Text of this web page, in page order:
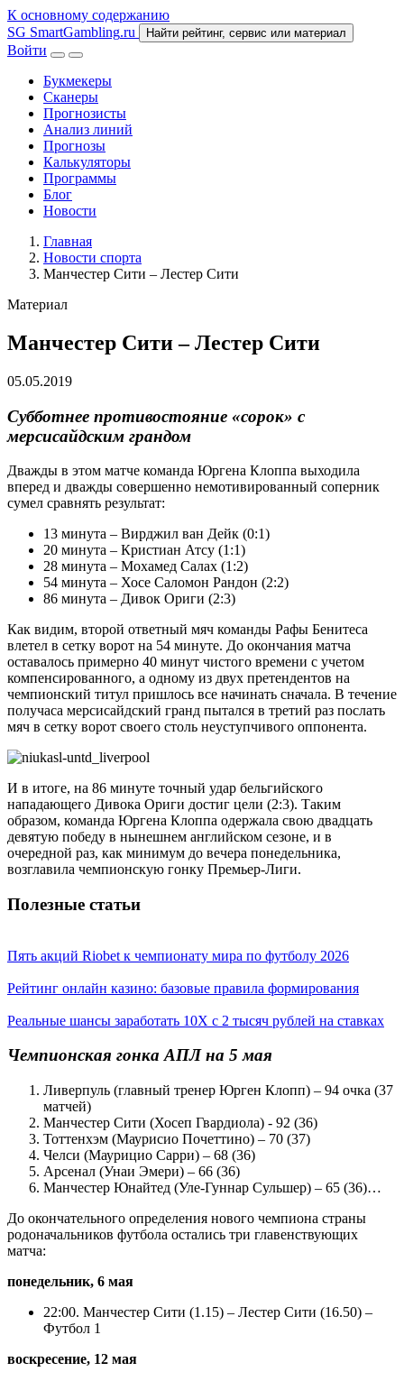
К основному содержанию
SG SmartGambling.ru Найти рейтинг, сервис или материал
Войти
Букмекеры
Сканеры
Прогнозисты
Анализ линий
Прогнозы
Калькуляторы
Программы
Блог
Новости
Главная
Новости спорта
Манчестер Сити – Лестер Сити
Материал
Манчестер Сити – Лестер Сити
05.05.2019
Субботнее противостояние «сорок» с
мерсисайдским грандом
Дважды в этом матче команда Юргена Клоппа выходила
вперед и дважды совершенно немотивированный соперник
сумел сравнять результат:
13 минута – Вирджил ван Дейк (0:1)
20 минута – Кристиан Атсу (1:1)
28 минута – Мохамед Салах (1:2)
54 минута – Хосе Саломон Рандон (2:2)
86 минута – Дивок Ориги (2:3)
Как видим, второй ответный мяч команды Рафы Бенитеса
влетел в сетку ворот на 54 минуте. До окончания матча
оставалось примерно 40 минут чистого времени с учетом
компенсированного, а одному из двух претендентов на
чемпионский титул пришлось все начинать сначала. В течение
получаса мерсисайдский гранд пытался в третий раз послать
мяч в сетку ворот своего столь неуступчивого оппонента.
И в итоге, на 86 минуте точный удар бельгийского
нападающего Дивока Ориги достиг цели (2:3). Таким
образом, команда Юргена Клоппа одержала свою двадцать
девятую победу в нынешнем английском сезоне, и в
очередной раз, как минимум до вечера понедельника,
возглавила чемпионскую гонку Премьер-Лиги.
Полезные статьи
Пять акций Riobet к чемпионату мира по футболу 2026
Рейтинг онлайн казино: базовые правила формирования
Реальные шансы заработать 10X с 2 тысяч рублей на ставках
Чемпионская гонка АПЛ на 5 мая
Ливерпуль (главный тренер Юрген Клопп) – 94 очка (37
матчей)
Манчестер Сити (Хосеп Гвардиола) - 92 (36)
Тоттенхэм (Маурисио Почеттино) – 70 (37)
Челси (Маурицио Сарри) – 68 (36)
Арсенал (Унаи Эмери) – 66 (36)
Манчестер Юнайтед (Уле-Гуннар Сульшер) – 65 (36)…
До окончательного определения нового чемпиона страны
родоначальников футбола остались три главенствующих
матча:
понедельник, 6 мая
22:00. Манчестер Сити (1.15) – Лестер Сити (16.50) –
Футбол 1
воскресение, 12 мая